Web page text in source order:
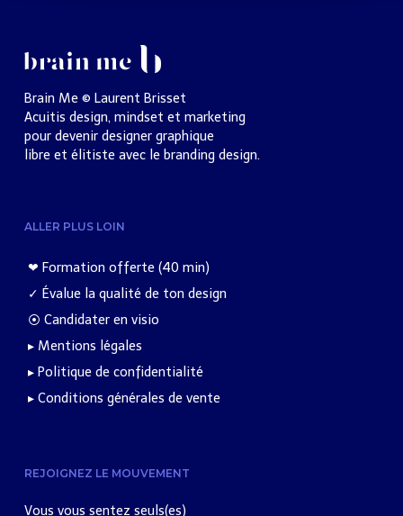
Brain Me © Laurent Brisset
Acuitis design, mindset et marketing
pour devenir designer graphique
libre et élitiste avec le branding design.
ALLER PLUS LOIN
❤︎ Formation offerte (40 min)
✓ Évalue la qualité de ton design
⦿ Candidater en visio
▸ Mentions légales
▸ Politique de confidentialité
▸ Conditions générales de vente
REJOIGNEZ LE MOUVEMENT
Vous vous sentez seuls(es)